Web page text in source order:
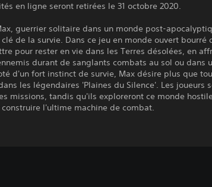
en ligne seront retirées le 31 octobre 2020.
guerrier solitaire dans un monde post-
de la survie. Dans ce jeu en monde ouvert bourré
pour rester en vie dans les Terres désolées, en
durant de sanglants combats au sol ou dans
d'un fort instinct de survie, Max désire plus que
les légendaires 'Plaines du Silence'. Les joueurs
missions, tandis qu'ils exploreront ce monde
l'ultime machine de combat.